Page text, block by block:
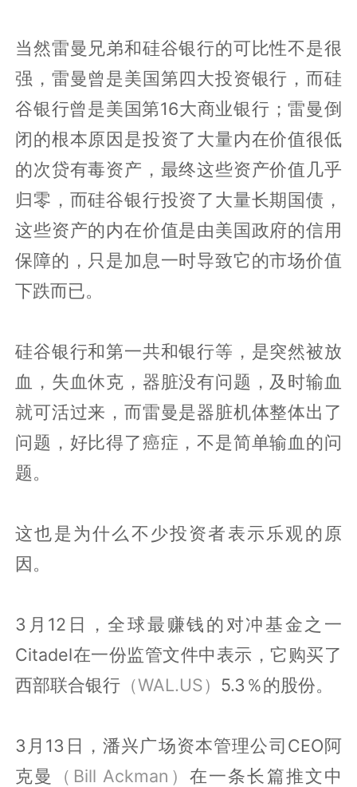
当然雷曼兄弟和硅谷银行的可比性不是很
强，雷曼曾是美国第四大投资银行，而硅
谷银行曾是美国第16大商业银行；雷曼倒
闭的根本原因是投资了大量内在价值很低
的次贷有毒资产，最终这些资产价值几乎
归零，而硅谷银行投资了大量长期国债，
这些资产的内在价值是由美国政府的信用
保障的，只是加息一时导致它的市场价值
下跌而已。
硅谷银行和第一共和银行等，是突然被放
血，失血休克，器脏没有问题，及时输血
就可活过来，而雷曼是器脏机体整体出了
问题，好比得了癌症，不是简单输血的问
题。
这也是为什么不少投资者表示乐观的原
因。
3月12日，全球最赚钱的对冲基金之一
Citadel在一份监管文件中表示，它购买了
西部联合银行 （WAL.US） 5.3％的股份。
3月13日，潘兴广场资本管理公司CEO阿
克曼
（Bill Ackman） 在一条长篇推文中